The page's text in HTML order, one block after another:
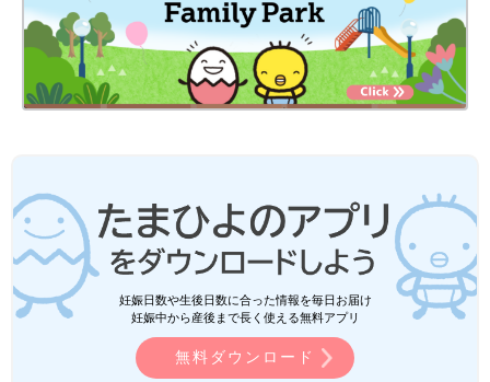
妊娠日数や生後日数に合った情報を毎日お届け
妊娠中から産後まで長く使える無料アプリ
無料ダウンロード